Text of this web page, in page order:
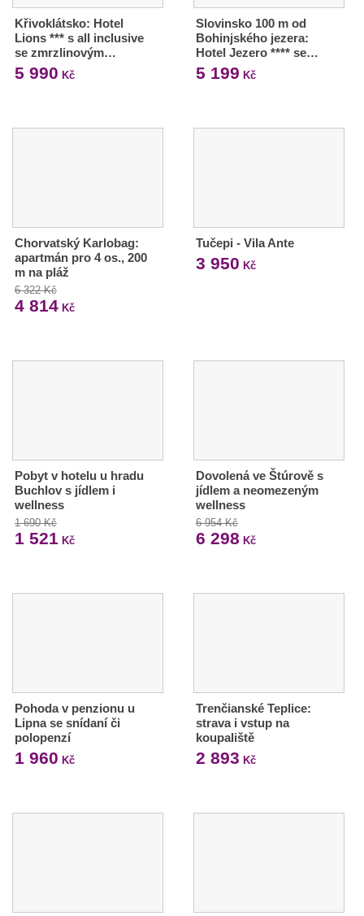
Křivoklátsko: Hotel
Lions *** s all inclusive
se zmrzlinovým…
5 990 Kč
Slovinsko 100 m od
Bohinjského jezera:
Hotel Jezero **** se…
5 199 Kč
Chorvatský Karlobag:
apartmán pro 4 os., 200
m na pláž
6 322 Kč
4 814 Kč
Tučepi - Vila Ante
3 950 Kč
Pobyt v hotelu u hradu
Buchlov s jídlem i
wellness
1 690 Kč
1 521 Kč
Dovolená ve Štúrově s
jídlem a neomezeným
wellness
6 954 Kč
6 298 Kč
Pohoda v penzionu u
Lipna se snídaní či
polopenzí
1 960 Kč
Trenčianské Teplice:
strava i vstup na
koupaliště
2 893 Kč